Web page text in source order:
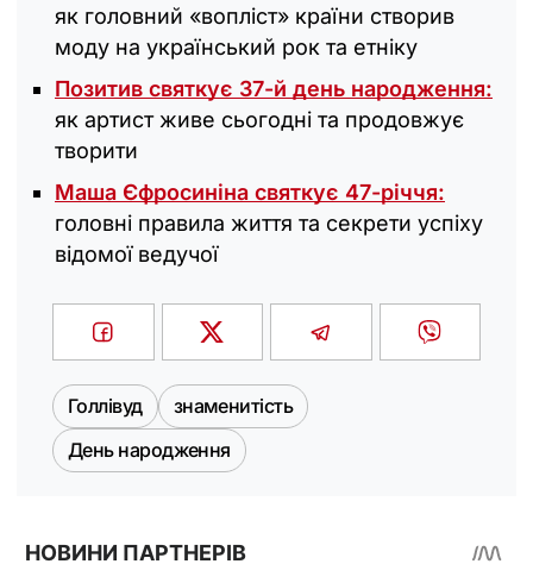
як головний «вопліст» країни створив
моду на український рок та етніку
Позитив святкує 37-й день народження:
як артист живе сьогодні та продовжує
творити
Маша Єфросиніна святкує 47-річчя:
головні правила життя та секрети успіху
відомої ведучої
Голлівуд
знаменитість
День народження